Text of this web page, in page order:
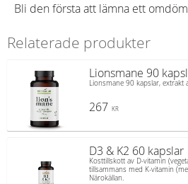
Bli den första att lämna ett
Relaterade produkter
Lionsmane 90
Lionsmane 90 kapslar, extrakt
267 KR
D3 & K2 60 kapslar
Kosttillskott av D-vitamin
tillsammans med K-vitamin
Närokällan.